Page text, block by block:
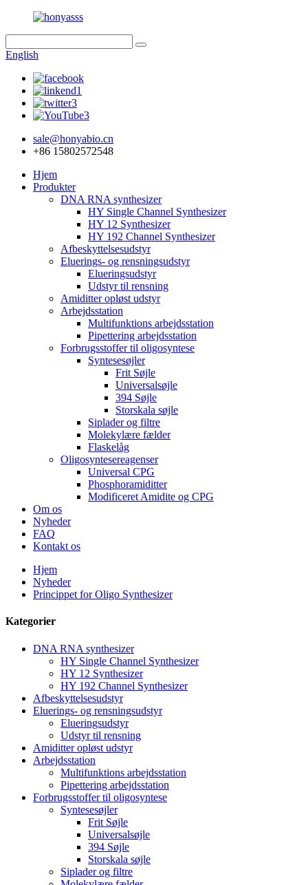
English
sale@honyabio.cn
+86 15802572548
Hjem
Produkter
DNA RNA synthesizer
HY Single Channel Synthesizer
HY 12 Synthesizer
HY 192 Channel Synthesizer
Afbeskyttelsesudstyr
Eluerings- og rensningsudstyr
Elueringsudstyr
Udstyr til rensning
Amiditter opløst udstyr
Arbejdsstation
Multifunktions arbejdsstation
Pipettering arbejdsstation
Forbrugsstoffer til oligosyntese
Syntesesøjler
Frit Søjle
Universalsøjle
394 Søjle
Storskala søjle
Siplader og filtre
Molekylære fælder
Flaskelåg
Oligosyntesereagenser
Universal CPG
Phosphoramiditter
Modificeret Amidite og CPG
Om os
Nyheder
FAQ
Kontakt os
Hjem
Nyheder
Princippet for Oligo Synthesizer
Kategorier
DNA RNA synthesizer
HY Single Channel Synthesizer
HY 12 Synthesizer
HY 192 Channel Synthesizer
Afbeskyttelsesudstyr
Eluerings- og rensningsudstyr
Elueringsudstyr
Udstyr til rensning
Amiditter opløst udstyr
Arbejdsstation
Multifunktions arbejdsstation
Pipettering arbejdsstation
Forbrugsstoffer til oligosyntese
Syntesesøjler
Frit Søjle
Universalsøjle
394 Søjle
Storskala søjle
Siplader og filtre